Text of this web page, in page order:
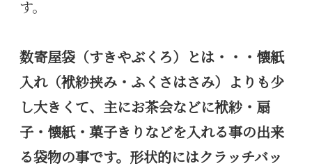
す。
数寄屋袋（すきやぶくろ）とは・・・懐紙
入れ（袱紗挟み・ふくさはさみ）よりも少
し大きくて、主にお茶会などに袱紗・扇
子・懐紙・菓子きりなどを入れる事の出来
る袋物の事です。形状的にはクラッチバッ